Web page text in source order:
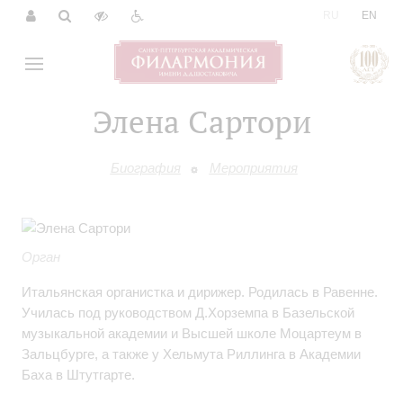
EN
Элена Сартори
Биография Мероприятия
Орган
Итальянская органистка и дирижер. Родилась в Равенне.
Училась под руководством Д.Хорземпа в Базельской
музыкальной академии и Высшей школе Моцартеум в
Зальцбурге, а также у Хельмута Риллинга в Академии
Баха в Штутгарте.